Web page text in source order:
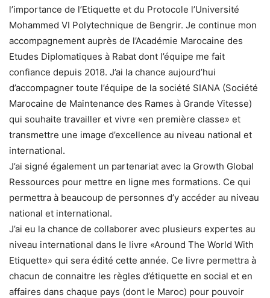
l’importance de l’Etiquette et du Protocole l’Université
Mohammed VI Polytechnique de Bengrir. Je continue mon
accompagnement auprès de l’Académie Marocaine des
Etudes Diplomatiques à Rabat dont l’équipe me fait
confiance depuis 2018. J’ai la chance aujourd’hui
d’accompagner toute l’équipe de la société SIANA (Société
Marocaine de Maintenance des Rames à Grande Vitesse)
qui souhaite travailler et vivre «en première classe» et
transmettre une image d’excellence au niveau national et
international.
J’ai signé également un partenariat avec la Growth Global
Ressources pour mettre en ligne mes formations. Ce qui
permettra à beaucoup de personnes d’y accéder au niveau
national et international.
J’ai eu la chance de collaborer avec plusieurs expertes au
niveau international dans le livre «Around The World With
Etiquette» qui sera édité cette année. Ce livre permettra à
chacun de connaitre les règles d’étiquette en social et en
affaires dans chaque pays (dont le Maroc) pour pouvoir